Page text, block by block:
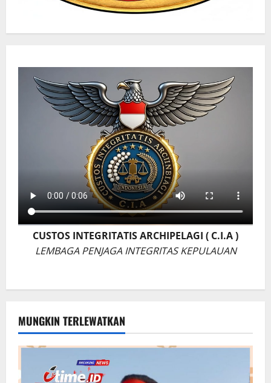
CUSTOS INTEGRITATIS ARCHIPELAGI ( C.I.A )
LEMBAGA PENJAGA INTEGRITAS KEPULAUAN
MUNGKIN TERLEWATKAN